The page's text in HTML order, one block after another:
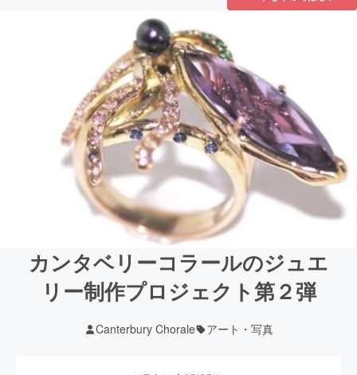
カンタベリーコラールのジュエ
リー制作プロジェクト第２弾
Canterbury Chorale アート・写真